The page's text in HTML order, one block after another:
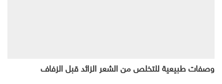
وصفات طبيعية للتخلص من الشعر الزائد قبل الزفاف